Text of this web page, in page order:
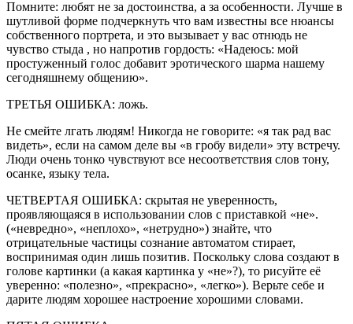
Помните: любят не за достоинства, а за особенности. Лучше в
шутливой форме подчеркнуть что вам известны все нюансы
собственного портрета, и это вызывает у вас отнюдь не
чувство стыда , но напротив гордость: «Надеюсь: мой
простуженный голос добавит эротического шарма нашему
сегодняшнему общению».
ТРЕТЬЯ ОШИБКА: ложь.
Не смейте лгать людям! Никогда не говорите: «я так рад вас
видеть», если на самом деле вы «в гробу видели» эту встречу.
Люди очень тонко чувствуют все несоответствия слов тону,
осанке, языку тела.
ЧЕТВЕРТАЯ ОШИБКА: скрытая не уверенность,
проявляющаяся в использовании слов с приставкой «не».
(«невредно», «неплохо», «нетрудно») знайте, что
отрицательные частицы сознание автоматом стирает,
воспринимая один лишь позитив. Поскольку слова создают в
голове картинки (а какая картинка у «не»?), то рисуйте её
уверенно: «полезно», «прекрасно», «легко»). Верьте себе и
дарите людям хорошее настроение хорошими словами.